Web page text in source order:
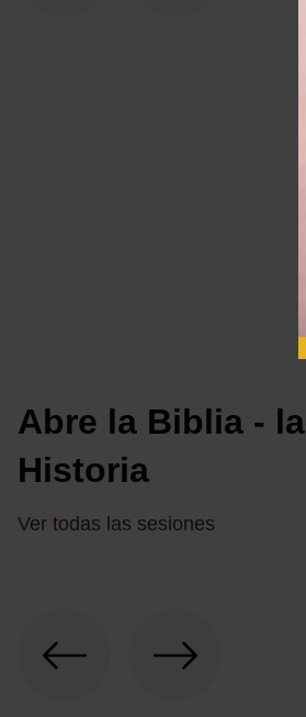
Abre la Biblia - la
Historia
Ver todas las sesiones